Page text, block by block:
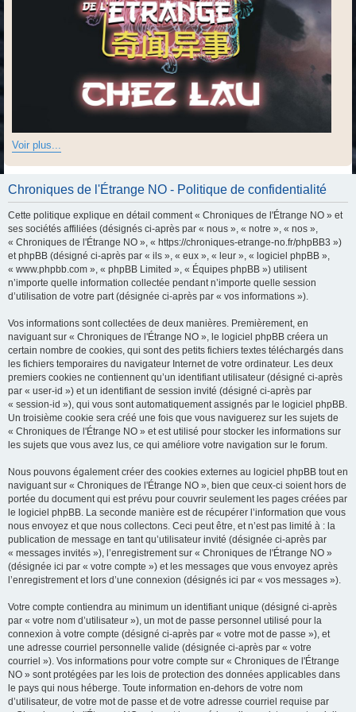
Voir plus...
Chroniques de l'Étrange NO - Politique de confidentialité
Cette politique explique en détail comment « Chroniques de l'Étrange NO » et
ses sociétés affiliées (désignés ci-après par « nous », « notre », « nos »,
« Chroniques de l'Étrange NO », « https://chroniques-etrange-no.fr/phpBB3 »)
et phpBB (désigné ci-après par « ils », « eux », « leur », « logiciel phpBB »,
« www.phpbb.com », « phpBB Limited », « Équipes phpBB ») utilisent
n’importe quelle information collectée pendant n’importe quelle session
d’utilisation de votre part (désignée ci-après par « vos informations »).
Vos informations sont collectées de deux manières. Premièrement, en
naviguant sur « Chroniques de l'Étrange NO », le logiciel phpBB créera un
certain nombre de cookies, qui sont des petits fichiers textes téléchargés dans
les fichiers temporaires du navigateur Internet de votre ordinateur. Les deux
premiers cookies ne contiennent qu’un identifiant utilisateur (désigné ci-après
par « user-id ») et un identifiant de session invité (désigné ci-après par
« session-id »), qui vous sont automatiquement assignés par le logiciel phpBB.
Un troisième cookie sera créé une fois que vous naviguerez sur les sujets de
« Chroniques de l'Étrange NO » et est utilisé pour stocker les informations sur
les sujets que vous avez lus, ce qui améliore votre navigation sur le forum.
Nous pouvons également créer des cookies externes au logiciel phpBB tout en
naviguant sur « Chroniques de l'Étrange NO », bien que ceux-ci soient hors de
portée du document qui est prévu pour couvrir seulement les pages créées par
le logiciel phpBB. La seconde manière est de récupérer l’information que vous
nous envoyez et que nous collectons. Ceci peut être, et n’est pas limité à : la
publication de message en tant qu’utilisateur invité (désignée ci-après par
« messages invités »), l’enregistrement sur « Chroniques de l'Étrange NO »
(désignée ici par « votre compte ») et les messages que vous envoyez après
l’enregistrement et lors d’une connexion (désignés ici par « vos messages »).
Votre compte contiendra au minimum un identifiant unique (désigné ci-après
par « votre nom d’utilisateur »), un mot de passe personnel utilisé pour la
connexion à votre compte (désigné ci-après par « votre mot de passe »), et
une adresse courriel personnelle valide (désignée ci-après par « votre
courriel »). Vos informations pour votre compte sur « Chroniques de l'Étrange
NO » sont protégées par les lois de protection des données applicables dans
le pays qui nous héberge. Toute information en-dehors de votre nom
d’utilisateur, de votre mot de passe et de votre adresse courriel requise par